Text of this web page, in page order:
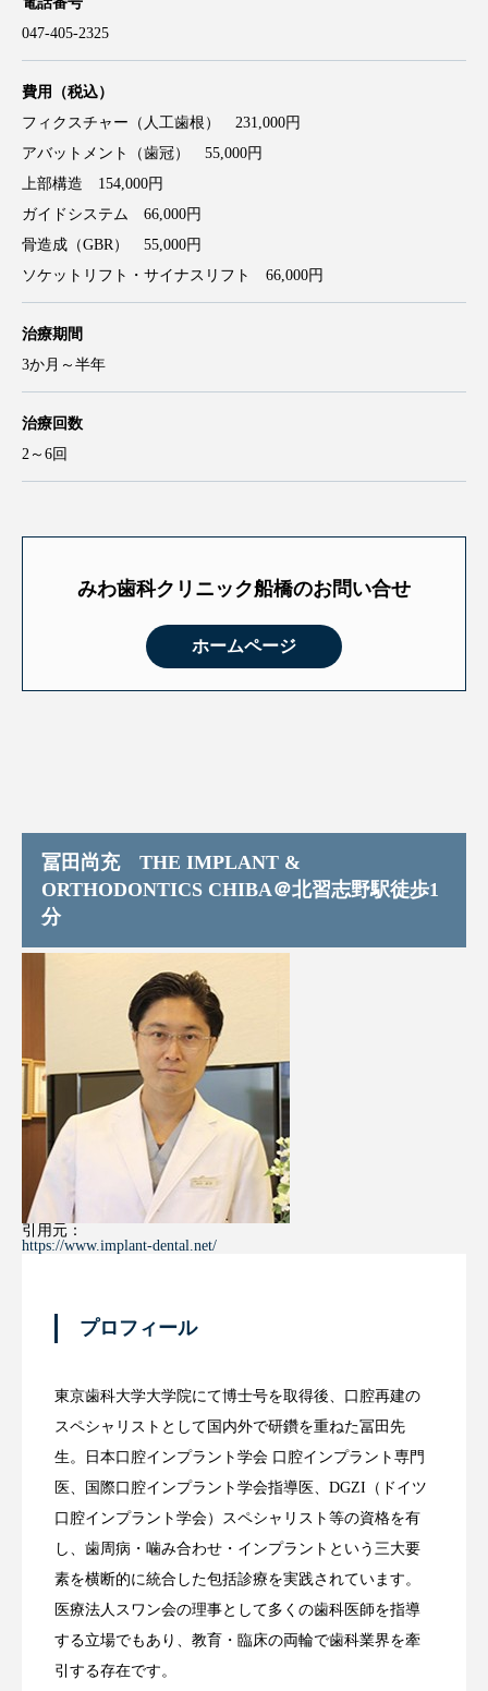
047-405-2325
費用（税込）
フィクスチャー（人工歯根） 231,000円
アバットメント（歯冠） 55,000円
上部構造 154,000円
ガイドシステム 66,000円
骨造成（GBR） 55,000円
ソケットリフト・サイナスリフト 66,000円
治療期間
3か月～半年
治療回数
2～6回
みわ歯科クリニック船橋のお問い合せ
ホームページ
冨田尚充 THE IMPLANT &
ORTHODONTICS CHIBA＠北習志野駅徒歩1
分
引用元：
https://www.implant-dental.net/
プロフィール
東京歯科大学大学院にて博士号を取得後、口腔再建の
スペシャリストとして国内外で研鑽を重ねた冨田先
生。日本口腔インプラント学会 口腔インプラント専門
医、国際口腔インプラント学会指導医、DGZI（ドイツ
口腔インプラント学会）スペシャリスト等の資格を有
し、歯周病・噛み合わせ・インプラントという三大要
素を横断的に統合した包括診療を実践されています。
医療法人スワン会の理事として多くの歯科医師を指導
する立場でもあり、教育・臨床の両輪で歯科業界を牽
引する存在です。